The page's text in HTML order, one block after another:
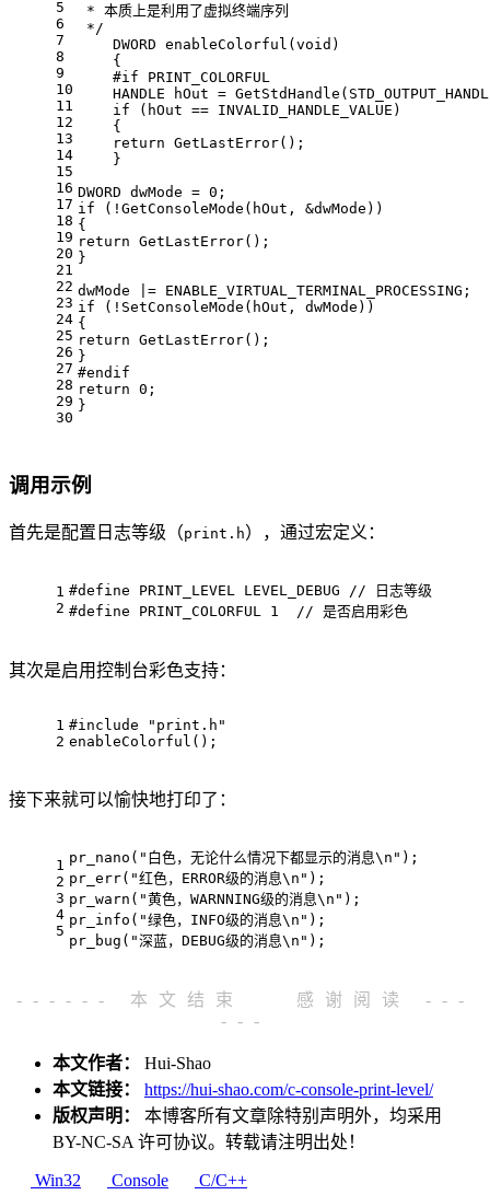
5
6
7
8
9
10
11
12
13
14
15
16
17
18
19
20
21
22
23
24
25
26
27
28
29
30
* 本质上是利用了虚拟终端序列
*/
    DWORD
enableColorful ( void )
    {
#if PRINT_COLORFUL
HANDLE hOut =
if (hOut == INVALID_HANDLE_VALUE)
    {
return GetLastError();
    }
DWORD dwMode = 0 ;
if (!GetConsoleMode(hOut, &dwMode))
{
return GetLastError();
}
dwMode |= ENABLE_VIRTUAL_TERMINAL_PROCESSING;
if (!SetConsoleMode(hOut, dwMode))
{
return GetLastError();
}
#endif
return 0 ;
}
调用示例
首先是配置日志等级（ print.h ），通过宏定义：
1
2
#define PRINT_LEVEL LEVEL_DEBUG // 日志等级
#define PRINT_COLORFUL 1 // 是否启用彩色
其次是启用控制台彩色支持：
1
2
#include
"print.h"
enableColorful();
接下来就可以愉快地打印了：
1
2
3
4
5
pr_nano( "白色，无论什么情况下都显示的消息\n" );
pr_err( "红色，ERROR级的消息\n" );
pr_warn( "黄色，WARNNING级的消息\n" );
pr_info( "绿色，INFO级的消息\n" );
pr_bug( "深蓝，DEBUG级的消息\n" );
------ 本文结束
感谢阅读 ---
---
本文作者： Hui-Shao
本文链接：
https://hui-shao.com/c-console-print-level/
版权声明： 本博客所有文章除特别声明外，均采用
BY-NC-SA许可协议。转载请注明出处！
Win32 Console
C/C++